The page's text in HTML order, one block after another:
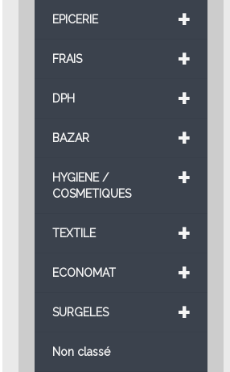
+
EPICERIE
+
FRAIS
+
DPH
+
BAZAR
+
HYGIENE /
COSMETIQUES
+
TEXTILE
+
ECONOMAT
+
SURGELES
Non classé